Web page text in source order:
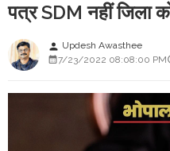
पत्र SDM नहीं जिला
person Updesh Awasthee
7/23/2022 08:08:00 PM